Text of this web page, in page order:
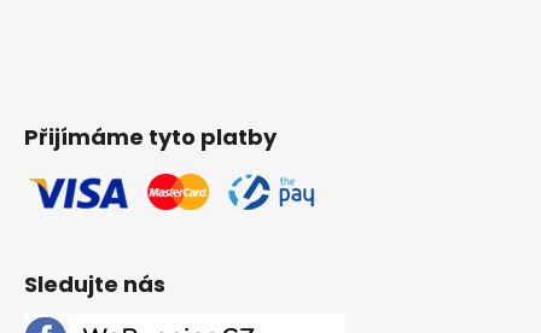
Přijímáme tyto platby
Sledujte nás